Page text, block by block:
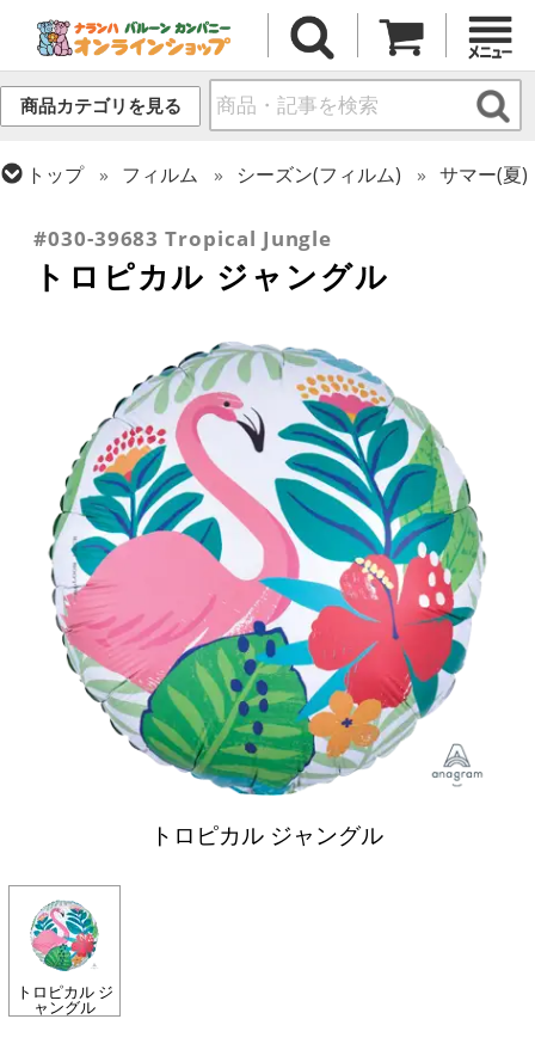
商品カテゴリを見る
トップ フィルム シーズン(フィルム)
サマー(夏)
#030-39683 Tropical Jungle
トロピカル ジャングル
トロピカル ジャングル
トロピカル ジ
ャングル